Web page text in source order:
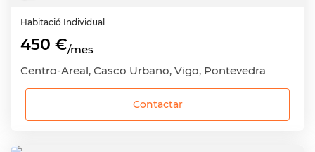
Habitació Individual
450 €/mes
Centro-Areal, Casco Urbano, Vigo, Pontevedra
Contactar